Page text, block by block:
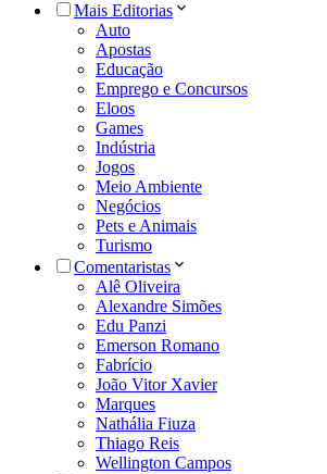
Mais Editorias
Auto
Apostas
Educação
Emprego e Concursos
Eloos
Games
Indústria
Jogos
Meio Ambiente
Negócios
Pets e Animais
Turismo
Comentaristas
Alê Oliveira
Alexandre Simões
Edu Panzi
Emerson Romano
Fabrício
João Vitor Xavier
Marques
Nathália Fiuza
Thiago Reis
Wellington Campos